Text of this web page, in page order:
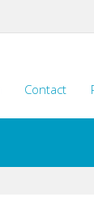
Contact